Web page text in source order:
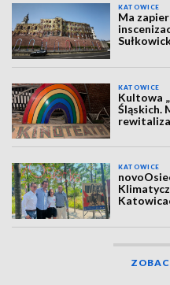
KATOWICE
Ma
KATOWICE
Kultowa
Śląskich.
KATOWICE